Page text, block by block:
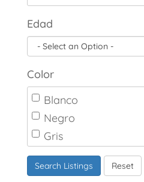
Edad
Color
Blanco
Negro
Gris
Marrón
Canela
Search Listings Reset